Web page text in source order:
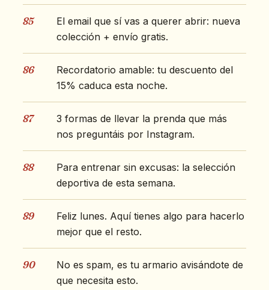
85
El email que sí vas a querer abrir: nueva
colección + envío gratis.
86
Recordatorio amable: tu descuento del
15% caduca esta noche.
87
3 formas de llevar la prenda que más
nos preguntáis por Instagram.
88
Para entrenar sin excusas: la selección
deportiva de esta semana.
89
Feliz lunes. Aquí tienes algo para hacerlo
mejor que el resto.
90
No es spam, es tu armario avisándote de
que necesita esto.